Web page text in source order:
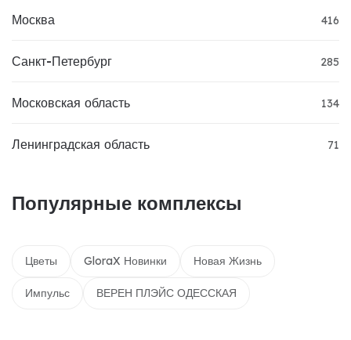
Москва 416
Санкт-Петербург 285
Московская область 134
Ленинградская область 71
Популярные комплексы
Цветы GloraX Новинки Новая Жизнь
Импульс ВЕРЕН ПЛЭЙС ОДЕССКАЯ